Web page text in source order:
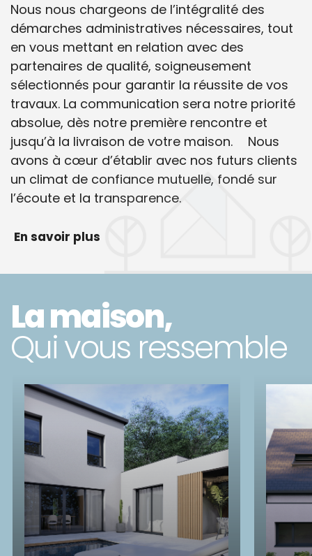
Nous nous chargeons de l’intégralité des
démarches administratives nécessaires, tout
en vous mettant en relation avec des
partenaires de qualité, soigneusement
sélectionnés pour garantir la réussite de vos
travaux. La communication sera notre priorité
absolue, dès notre première rencontre et
jusqu’à la livraison de votre maison. Nous
avons à cœur d’établir avec nos futurs clients
un climat de confiance mutuelle, fondé sur
l’écoute et la transparence.
En savoir plus
La maison,
Qui vous ressemble